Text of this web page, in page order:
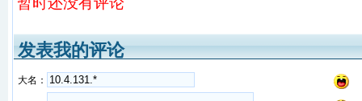
发表我的评论
大名：